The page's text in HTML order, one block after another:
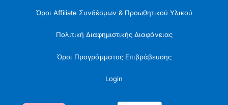
Όροι Affiliate Συνδέσμων & Προωθητικού Υλικού
Πολιτική Διαφημιστικής Διαφάνειας
Όροι Προγράμματος Επιβράβευσης
Login